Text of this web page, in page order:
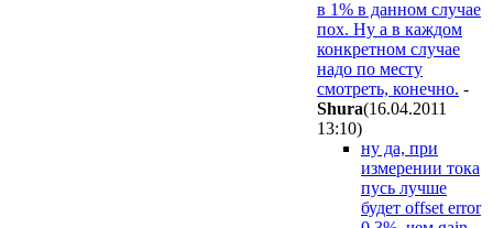
в 1% в данном случае
пох. Ну а в каждом
конкретном случае
надо по месту
смотреть, конечно. -
Shura(16.04.2011
13:10)
ну да, при
измерении тока
пусь лучше
будет offset error